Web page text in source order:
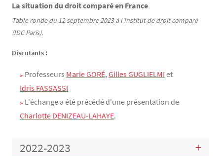
La situation du droit comparé en France
Table ronde du 12 septembre 2023 à l'Institut de droit comparé
(IDC Paris).
Discutants :
Professeurs Marie GORÉ, Gilles GUGLIELMI et
Idris FASSASSI
L'échange a été précédé d'une présentation de
Charlotte DENIZEAU-LAHAYE.
2022-2023